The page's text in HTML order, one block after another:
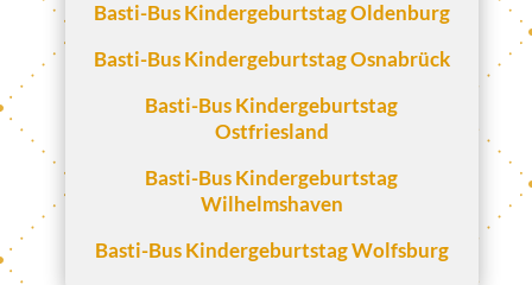
Basti-Bus Kindergeburtstag Oldenburg
Basti-Bus Kindergeburtstag Osnabrück
Basti-Bus Kindergeburtstag
Ostfriesland
Basti-Bus Kindergeburtstag
Wilhelmshaven
Basti-Bus Kindergeburtstag Wolfsburg